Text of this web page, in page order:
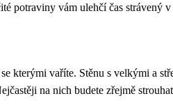
potraviny vám ulehčí čas strávený
kterými vaříte. Stěnu s velkými a
na nich budete zřejmě